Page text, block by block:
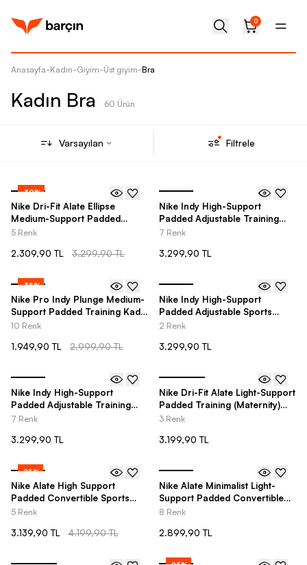
0
Anasayfa-Kadın-Giyim-Üst giyim-Bra
Kadın Bra 60 Ürün
Varsayılan Filtrele
-30%
Nike Dri-Fit Alate Ellipse
Medium-Support Padded
Training Kadın Bra
5 Renk
2.309,90 TL 3.299,90 TL
Nike Indy High-Support
Padded Adjustable Training
Kadın Bra
7 Renk
3.299,90 TL
-35%
Nike Pro Indy Plunge Medium-
Support Padded Training Kadın
Bra
10 Renk
1.949,90 TL 2.999,90 TL
Nike Indy High-Support
Padded Adjustable Sports
Training (Plus Size) Kadın Bra
2 Renk
3.299,90 TL
Nike Indy High-Support
Padded Adjustable Training
Kadın Bra
7 Renk
3.299,90 TL
Nike Dri-Fit Alate Light-Support
Padded Training (Maternity)
Kadın Bra
3 Renk
3.199,90 TL
-25%
Nike Alate High Support
Padded Convertible Sports
Training Kadın Bra
5 Renk
3.139,90 TL 4.199,90 TL
Nike Alate Minimalist Light-
Support Padded Convertible
Kadın Bra
8 Renk
2.899,90 TL